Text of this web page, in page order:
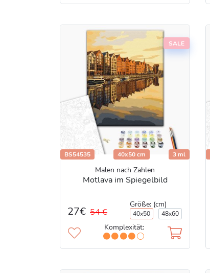
SALE
BS54535 40x50 cm 3 ml
Malen nach Zahlen
Motlava im Spiegelbild
27€ 54 €
Größe: (cm)
40x50 48x60
Komplexität: